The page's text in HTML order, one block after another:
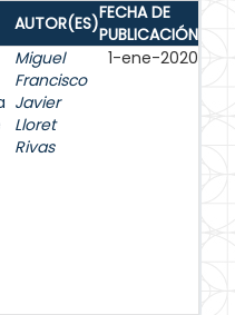
AUTOR(ES)FECHA DE
PUBLICACIÓN
Miguel
Francisco
Javier
Lloret
Rivas
1-ene-2020